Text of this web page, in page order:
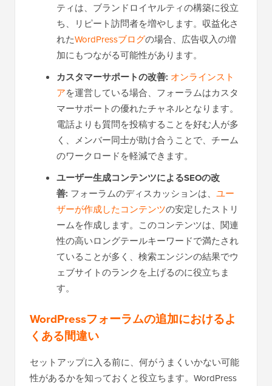
ティは、ブランドロイヤルティの構築に役立
ち、リピート訪問者を増やします。収益化さ
れたWordPressブログの場合、広告収入の増
加にもつながる可能性があります。
カスタマーサポートの改善: オンラインスト
アを運営している場合、フォーラムはカスタ
マーサポートの優れたチャネルとなります。
電話よりも質問を投稿することを好む人が多
く、メンバー同士が助け合うことで、チーム
のワークロードを軽減できます。
ユーザー生成コンテンツによるSEOの改
善: フォーラムのディスカッションは、 ユー
ザーが作成したコンテンツの安定したストリ
ームを作成します。このコンテンツは、関連
性の高いロングテールキーワードで満たされ
ていることが多く、検索エンジンの結果でウ
ェブサイトのランクを上げるのに役立ちま
す。
WordPressフォーラムの追加におけるよ
くある間違い
セットアップに入る前に、何がうまくいかない可能
性があるかを知っておくと役立ちます。WordPress